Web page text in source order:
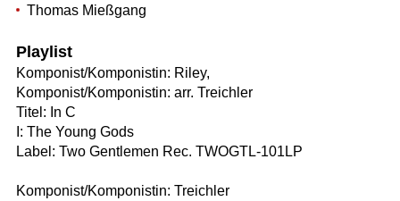
Thomas Mießgang
Playlist
Komponist/Komponistin: Riley,
Komponist/Komponistin: arr. Treichler
Titel: In C
I: The Young Gods
Label: Two Gentlemen Rec. TWOGTL-101LP
Komponist/Komponistin: Treichler